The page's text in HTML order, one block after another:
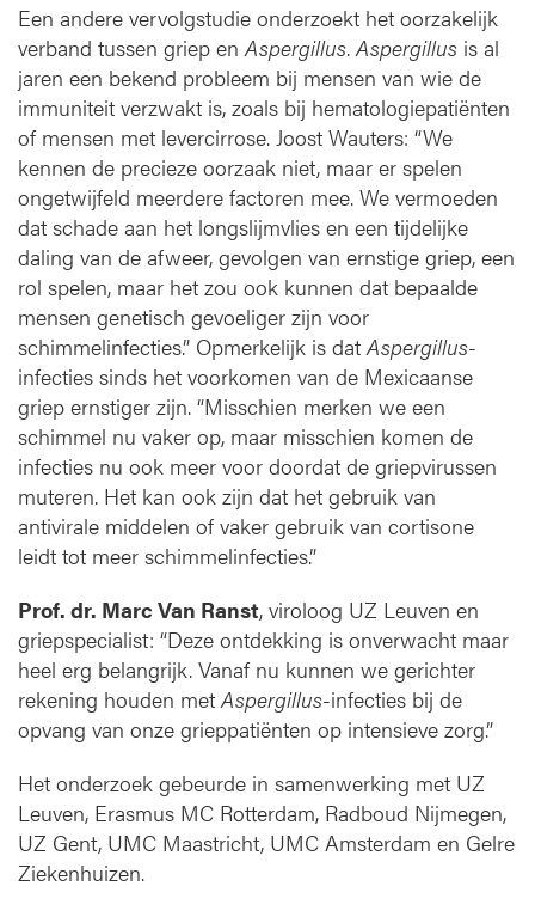
Een andere vervolgstudie onderzoekt het oorzakelijk
verband tussen griep en Aspergillus. Aspergillus is al
jaren een bekend probleem bij mensen van wie de
immuniteit verzwakt is, zoals bij hematologiepatiënten
of mensen met levercirrose. Joost Wauters: “We
kennen de precieze oorzaak niet, maar er spelen
ongetwijfeld meerdere factoren mee. We vermoeden
dat schade aan het longslijmvlies en een tijdelijke
daling van de afweer, gevolgen van ernstige griep, een
rol spelen, maar het zou ook kunnen dat bepaalde
mensen genetisch gevoeliger zijn voor
schimmelinfecties.” Opmerkelijk is dat Aspergillus-
infecties sinds het voorkomen van de Mexicaanse
griep ernstiger zijn. “Misschien merken we een
schimmel nu vaker op, maar misschien komen de
infecties nu ook meer voor doordat de griepvirussen
muteren. Het kan ook zijn dat het gebruik van
antivirale middelen of vaker gebruik van cortisone
leidt tot meer schimmelinfecties.”
Prof. dr. Marc Van Ranst, viroloog UZ Leuven en
griepspecialist: “Deze ontdekking is onverwacht maar
heel erg belangrijk. Vanaf nu kunnen we gerichter
rekening houden met Aspergillus-infecties bij de
opvang van onze grieppatiënten op intensieve zorg.”
Het onderzoek gebeurde in samenwerking met UZ
Leuven, Erasmus MC Rotterdam, Radboud Nijmegen,
UZ Gent, UMC Maastricht, UMC Amsterdam en Gelre
Ziekenhuizen.